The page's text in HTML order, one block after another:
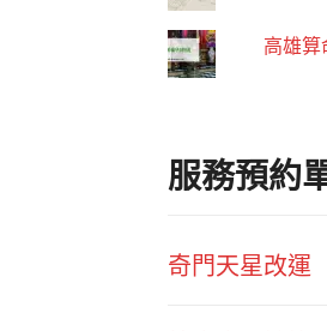
高雄算
服務預約
奇門天星改運